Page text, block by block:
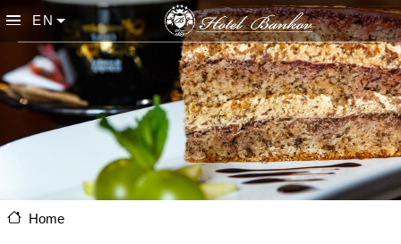
Skip to main content
EN List additional actions
Home